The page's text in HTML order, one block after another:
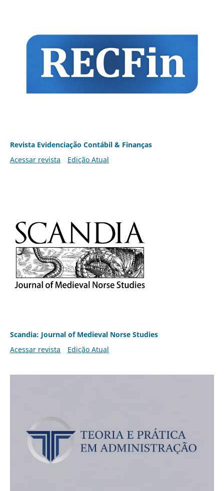
Revista Evidenciação Contábil & Finanças
Acessar revista
Edição Atual
Scandia: Journal of Medieval Norse Studies
Acessar revista
Edição Atual